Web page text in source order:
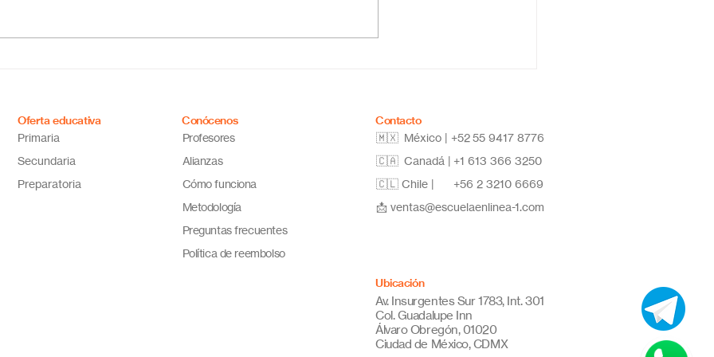
Oferta educativa
Primaria
Secundaria
Preparatoria
Conócenos
Profesores
Alianzas
Cómo funciona
Metodología
Preguntas frecuentes
Política de reembolso
Contacto
🇲🇽 México | +5255 9417 8776
🇨🇦 Canadá | +1 613 366 3250
🇨🇱 Chile | +56 2 3210 6669
📩 ventas@escuelaenlinea-1.com
Ubicación
Av. Insurgentes Sur 1783, Int. 301
Col. Guadalupe Inn
Álvaro Obregón, 01020
Ciudad de México, CDMX